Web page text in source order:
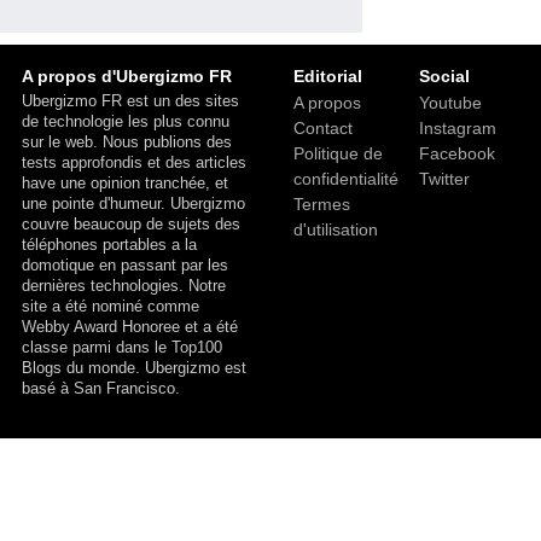
A propos d'Ubergizmo FR Editorial Social
Ubergizmo FR est un des sites
de technologie les plus connu
sur le web. Nous publions des
tests approfondis et des articles
have une opinion tranchée, et
une pointe d'humeur. Ubergizmo
couvre beaucoup de sujets des
téléphones portables a la
domotique en passant par les
dernières technologies. Notre
site a été nominé comme
Webby Award Honoree et a été
classe parmi dans le Top100
Blogs du monde. Ubergizmo est
basé à San Francisco.
A propos
Contact
Politique de
confidentialité
Termes
d'utilisation
Youtube
Instagram
Facebook
Twitter